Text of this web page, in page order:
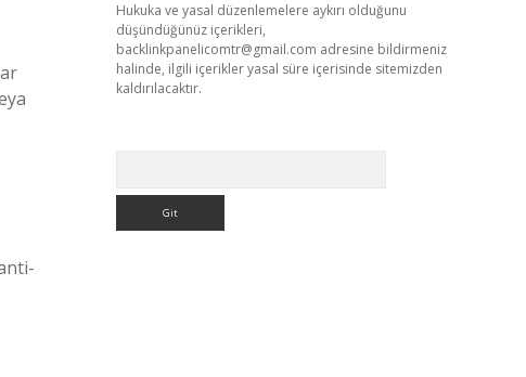
Hukuka ve yasal düzenlemelere aykırı olduğunu
düşündüğünüz içerikleri,
backlinkpanelicomtr@gmail.com adresine bildirmeniz
halinde, ilgili içerikler yasal süre içerisinde sitemizden
kaldırılacaktır.